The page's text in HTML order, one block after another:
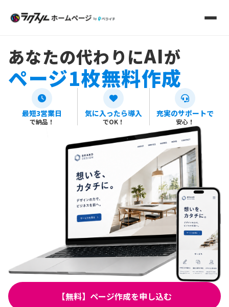
あなたの代わりにAIが
ページ1枚無料作成
最短3営業日
で納品！
気に入ったら導入
でOK！
充実のサポートで
安心！
【無料】ページ作成を申し込む